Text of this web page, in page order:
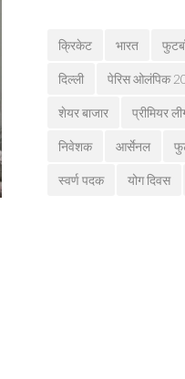
क्रिकेट भारत
दिल्ली पेरिस ओलंपिक
शेयर बाजार प्रीमियर
निवेशक आर्सेनल
स्वर्ण पदक योग दिवस